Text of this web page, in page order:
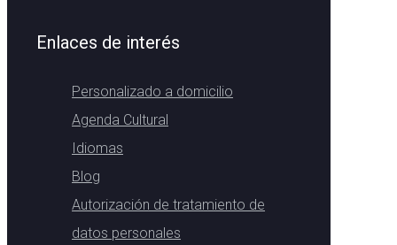
Enlaces de interés
Personalizado a domicilio
Agenda Cultural
Idiomas
Blog
Autorización de tratamiento de
datos personales